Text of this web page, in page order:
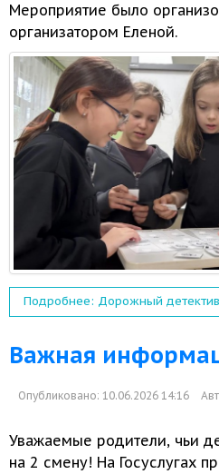
Мероприятие было
организатором Еленой.
Подробнее: Дорожный детектив
Важная
Опубликовано: 10.06.2026 14:16
Уважаемые родители, чьи
на 2 смену! На Госуслугах